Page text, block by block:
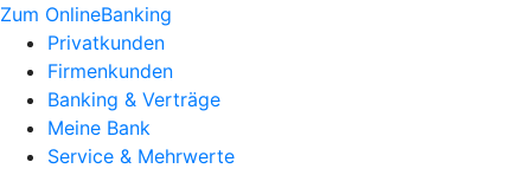
Zum OnlineBanking
Privatkunden
Firmenkunden
Banking & Verträge
Meine Bank
Service & Mehrwerte